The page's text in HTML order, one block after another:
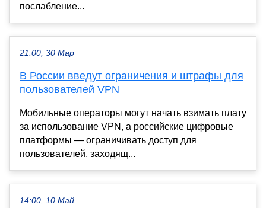
послабление...
21:00, 30 Мар
В России введут ограничения и штрафы для
пользователей VPN
Мобильные операторы могут начать взимать плату
за использование VPN, а российские цифровые
платформы — ограничивать доступ для
пользователей, заходящ...
14:00, 10 Май